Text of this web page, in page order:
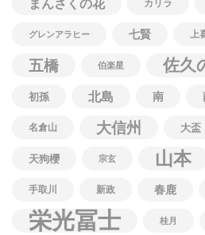
まんさくの花 カリラ
グレンアラヒー 七賢 上
五橋
伯楽星 佐久
初孫 北島 南
名倉山 大信州 大盃
天狗櫻 宗玄 山本
手取川 新政 春鹿
栄光冨士 桂月